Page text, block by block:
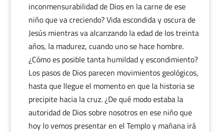
inconmensurabilidad de Dios en la carne de ese
niño que va creciendo? Vida escondida y oscura de
Jesús mientras va alcanzando la edad de los treinta
años, la madurez, cuando uno se hace hombre.
¿Cómo es posible tanta humildad y escondimiento?
Los pasos de Dios parecen movimientos geológicos,
hasta que llegue el momento en que la historia se
precipite hacia la cruz. ¿De qué modo estaba la
autoridad de Dios sobre nosotros en ese niño que
hoy lo vemos presentar en el Templo y mañana irá